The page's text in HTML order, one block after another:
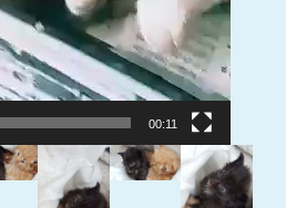
00:11